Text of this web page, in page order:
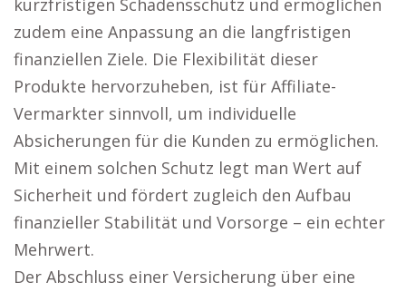
kurzfristigen Schadensschutz und ermöglichen
zudem eine Anpassung an die langfristigen
finanziellen Ziele. Die Flexibilität dieser
Produkte hervorzuheben, ist für Affiliate-
Vermarkter sinnvoll, um individuelle
Absicherungen für die Kunden zu ermöglichen.
Mit einem solchen Schutz legt man Wert auf
Sicherheit und fördert zugleich den Aufbau
finanzieller Stabilität und Vorsorge – ein echter
Mehrwert.
Der Abschluss einer Versicherung über eine